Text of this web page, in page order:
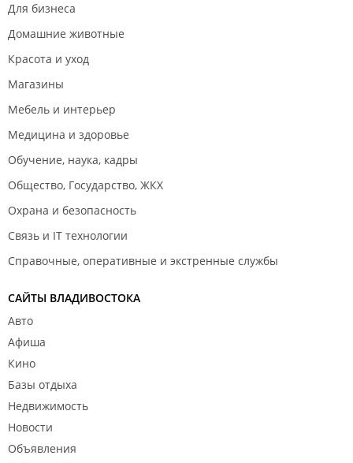
Для бизнеса
Домашние животные
Красота и уход
Магазины
Мебель и интерьер
Медицина и здоровье
Обучение, наука, кадры
Общество, Государство, ЖКХ
Охрана и безопасность
Связь и IT технологии
Справочные, оперативные и экстренные службы
САЙТЫ ВЛАДИВОСТОКА
Авто
Афиша
Кино
Базы отдыха
Недвижимость
Новости
Объявления